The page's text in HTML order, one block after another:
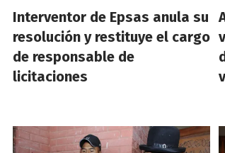
Interventor de Epsas anula su
resolución y restituye el cargo
de responsable de
licitaciones